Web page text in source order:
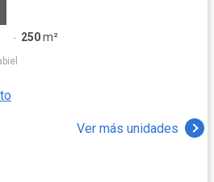
· 250m²
Ver más unidades